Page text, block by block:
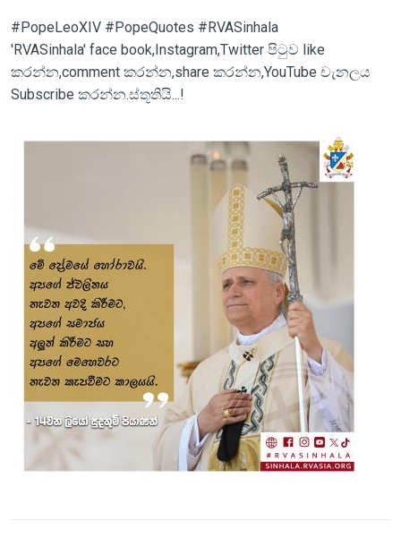
#PopeLeoXIV #PopeQuotes #RVASinhala
'RVASinhala' face book,Instagram,Twitter පිටුව like
කරන්න,comment කරන්න,share කරන්න,YouTube චැනලය
Subscribe කරන්න.ස්තූතියි...!